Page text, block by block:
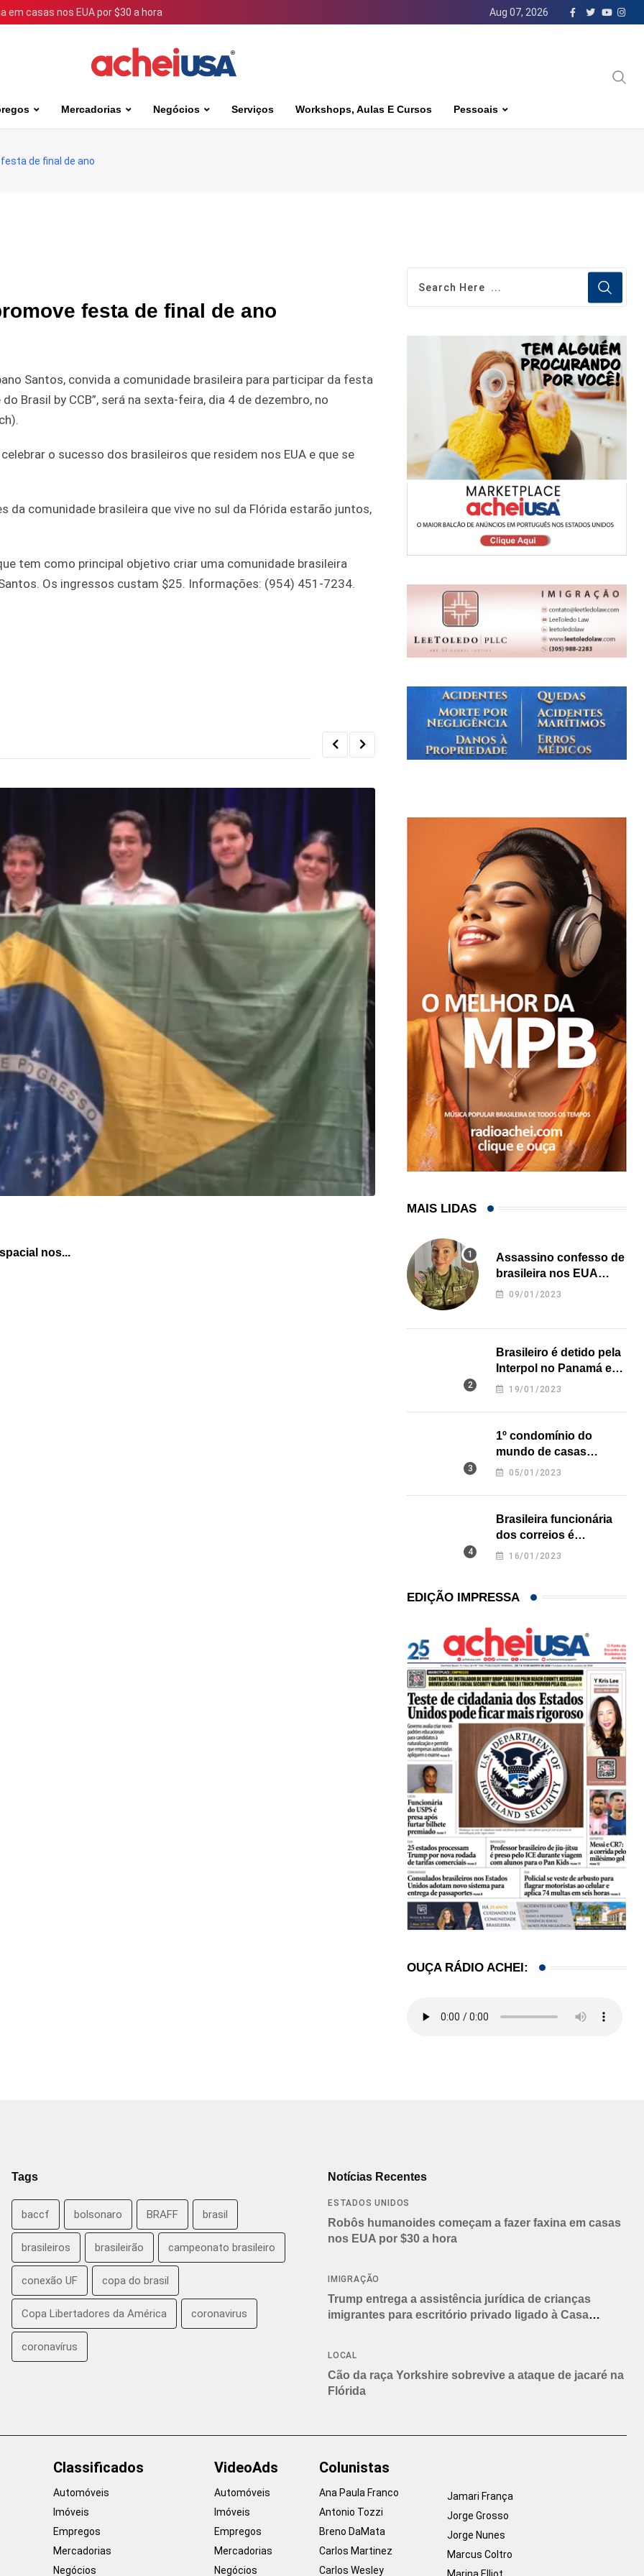
casas nos EUA por $30 a hora Aug 07, 2026
Mercadorias Negócios Serviços Workshops, Aulas E Cursos Pessoais
de final de ano
festa de final de ano
Santos, convida a comunidade brasileira para participar da festa
Brasil by CCB”, será na sexta-feira, dia 4 de dezembro, no
o sucesso dos brasileiros que residem nos EUA e que se
comunidade brasileira que vive no sul da Flórida estarão juntos,
tem como principal objetivo criar uma comunidade brasileira
Os ingressos custam $25. Informações: (954) 451-7234.
nos... Professor brasileiro de jiu-jítsu é preso pelo ICE...
04/08/2026
MAIS LIDAS
Assassino confesso de
brasileira nos EUA
revela onde deixou o
09/01/2023
Brasileiro é detido pela
Interpol no Panamá e
pode pegar prisão
19/01/2023
1º condomínio do
mundo de casas
impressas em 3D é
05/01/2023
Brasileira funcionária
dos correios é
assassinada a facadas
16/01/2023
EDIÇÃO IMPRESSA
OUÇA RÁDIO ACHEI:
Tags
baccf bolsonaro BRAFF brasil
brasileiros brasileirão campeonato brasileiro
conexão UF copa do brasil
Copa Libertadores da América coronavirus
coronavírus
Notícias Recentes
ESTADOS UNIDOS
Robôs humanoides começam a fazer faxina em casas
nos EUA por $30 a hora
IMIGRAÇÃO
Trump entrega a assistência jurídica de crianças
imigrantes para escritório privado ligado à Casa
LOCAL
Cão da raça Yorkshire sobrevive a ataque de jacaré na
Flórida
Classificados
Automóveis
Imóveis
Empregos
Mercadorias
Negócios
VideoAds
Automóveis
Imóveis
Empregos
Mercadorias
Negócios
Colunistas
Ana Paula Franco
Antonio Tozzi
Breno DaMata
Carlos Martinez
Carlos Wesley
Jamari França
Jorge Grosso
Jorge Nunes
Marcus Coltro